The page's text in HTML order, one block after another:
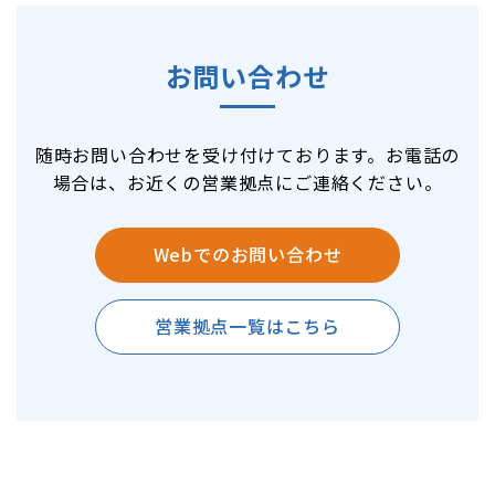
お問い合わせ
随時お問い合わせを受け付けております。お電話の
場合は、お近くの営業拠点にご連絡ください。
Webでのお問い合わせ
営業拠点一覧はこちら